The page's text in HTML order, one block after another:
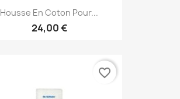
Housse En Coton Pour...
24,00 €
favorite_border